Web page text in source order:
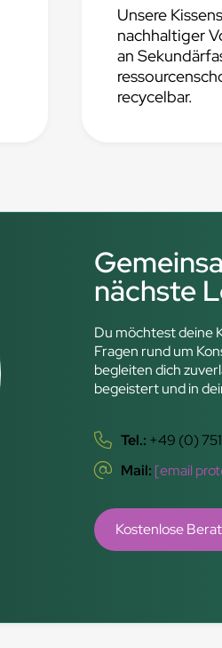
Unsere
nachhaltiger
an
recycelbar.
nächste
Du möchtest deine
Fragen rund um
begleiten dich
begeistert und in
Tel.: +49 (0)
Mail: [email
Kostenlose